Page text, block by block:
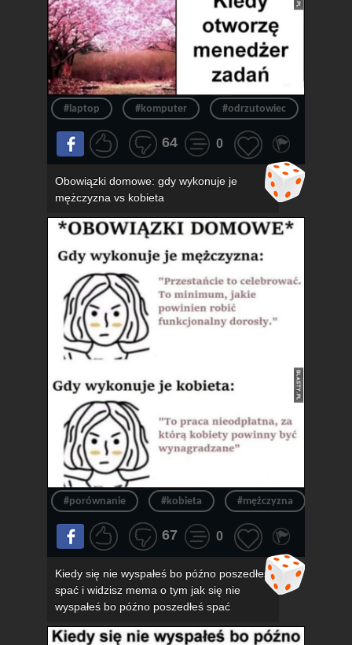
#laptop #komputer #odrzutowiec
64 0
Obowiązki domowe: gdy wykonuje je
mężczyzna vs kobieta
#porównanie #kobieta #mężczyzna
67 0
Kiedy się nie wyspałeś bo późno poszedłeś
spać i widzisz mema o tym jak się nie
wyspałeś bo późno poszedłeś spać